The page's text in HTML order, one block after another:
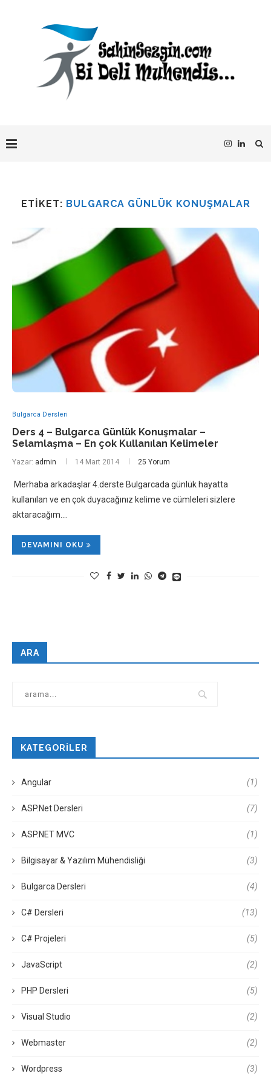
ETIKET: BULGARCA GÜNLÜK KONUŞMALAR
Bulgarca Dersleri
Ders 4 – Bulgarca Günlük Konuşmalar –
Selamlaşma – En çok Kullanılan Kelimeler
Yazar: admin 14 Mart 2014 25 Yorum
Merhaba arkadaşlar 4.derste Bulgarcada günlük hayatta
kullanılan ve en çok duyacağınız kelime ve cümleleri sizlere
aktaracağım.…
DEVAMINI OKU
ARA
KATEGORILER
Angular (1)
ASP.Net Dersleri (7)
ASP.NET MVC (1)
Bilgisayar & Yazılım Mühendisliği (3)
Bulgarca Dersleri (4)
C# Dersleri (13)
C# Projeleri (5)
JavaScript (2)
PHP Dersleri (5)
Visual Studio (2)
Webmaster (2)
Wordpress (3)